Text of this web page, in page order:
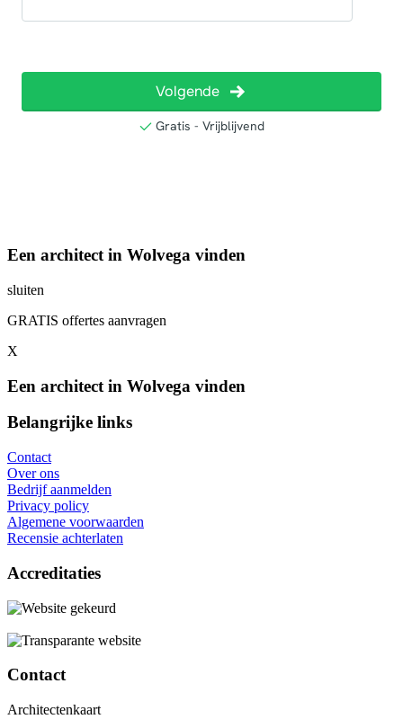
Een architect in Wolvega vinden
sluiten
GRATIS offertes aanvragen
X
Een architect in Wolvega vinden
Belangrijke links
Contact
Over ons
Bedrijf aanmelden
Privacy policy
Algemene voorwaarden
Recensie achterlaten
Accreditaties
Contact
Architectenkaart